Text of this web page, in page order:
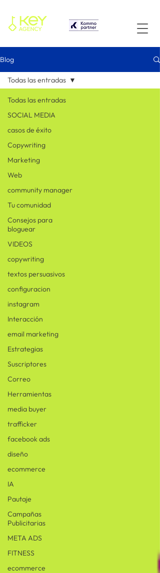
Blog
Todas las entradas
SOCIAL MEDIA
casos de éxito
Copywriting
Marketing
Web
community manager
Tu comunidad
Consejos para
bloguear
VIDEOS
copywriting
textos persuasivos
configuracion
instagram
Interacción
email marketing
Estrategias
Suscriptores
Correo
Herramientas
media buyer
trafficker
facebook ads
diseño
ecommerce
IA
Pautaje
Campañas
Publicitarias
META ADS
FITNESS
ecommerce
Todas las entradas